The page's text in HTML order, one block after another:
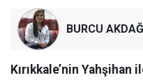
BURCU AKDAĞ
Kırıkkale’nin